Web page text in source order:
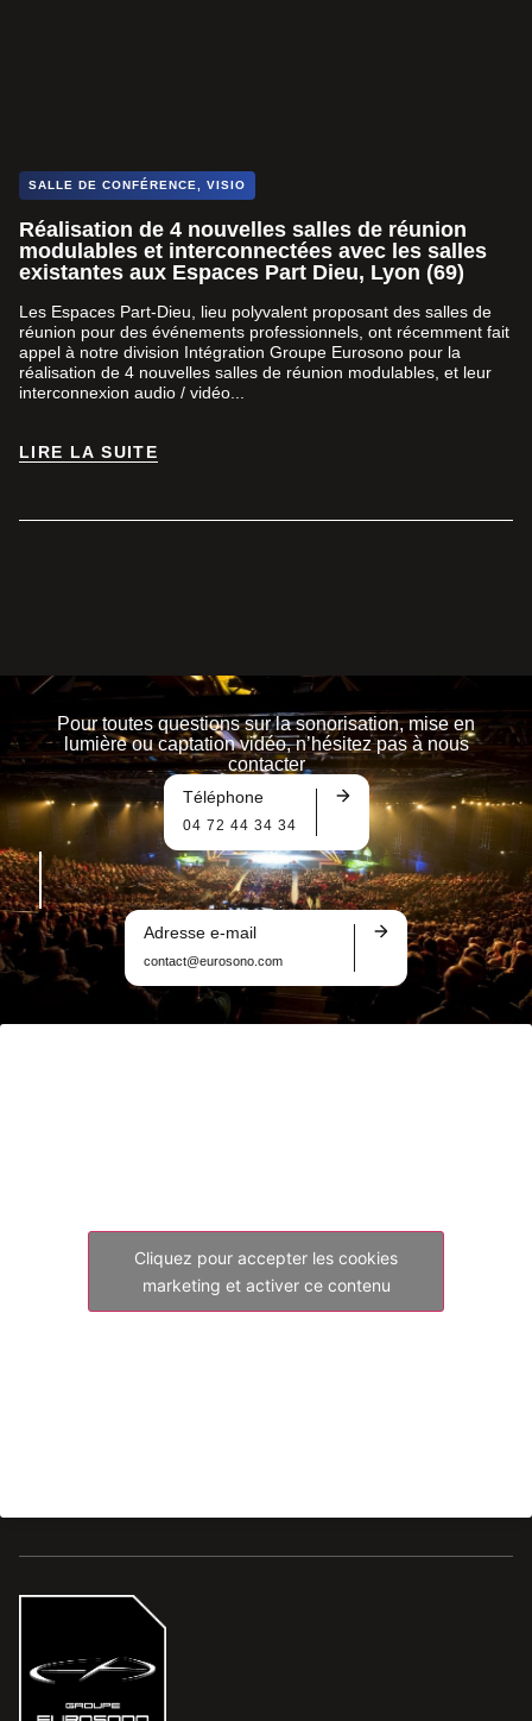
SALLE DE CONFÉRENCE VISIO
Réalisation de 4 nouvelles salles de réunion
modulables et interconnectées avec les salles
existantes aux Espaces Part Dieu, Lyon (69)
Les Espaces Part-Dieu, lieu polyvalent proposant des salles de
réunion pour des événements professionnels, ont récemment fait
appel à notre division Intégration Groupe Eurosono pour la
réalisation de 4 nouvelles salles de réunion modulables, et leur
interconnexion audio / vidéo...
LIRE LA SUITE
Pour toutes questions sur la sonorisation, mise en
lumière ou captation vidéo, n’hésitez pas à nous
contacter
Téléphone
04 72 44 34 34
Adresse e-mail
contact@eurosono.com
Cliquez pour accepter les cookies
marketing et activer ce contenu